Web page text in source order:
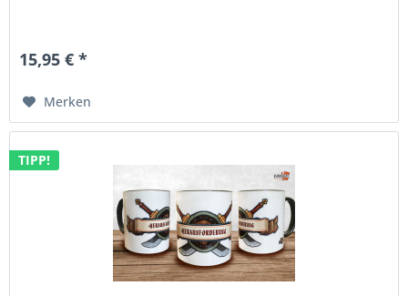
15,95 € *
Merken
TIPP!